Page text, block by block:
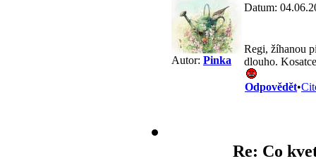
Autor: Pinka
Datum:
Regi, žíhanou
dlouho.
Odpovědět•
Re: Co